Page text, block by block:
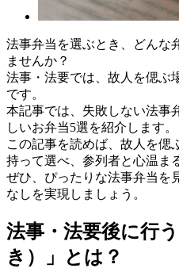
法事弁当を選ぶとき、どんな
ませんか？
法事・法要では、故人を偲ぶ
です。
本記事では、失敗しない法事
しいお弁当5選を紹介します。
この記事を読めば、故人を偲
持って選べ、参列者と心温ま
ぜひ、ぴったりな法事弁当を
なしを実現しましょう。
法事・法要後に行
き）」とは？